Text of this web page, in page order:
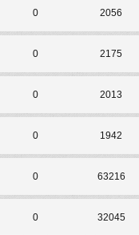
0 2056
0 2175
0 2013
0 1942
0 63216
0 32045